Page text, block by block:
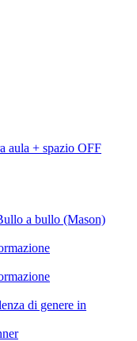
aula + spazio OFF
a bullo (Mason)
di genere in